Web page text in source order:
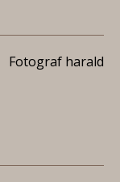
Fotograf harald